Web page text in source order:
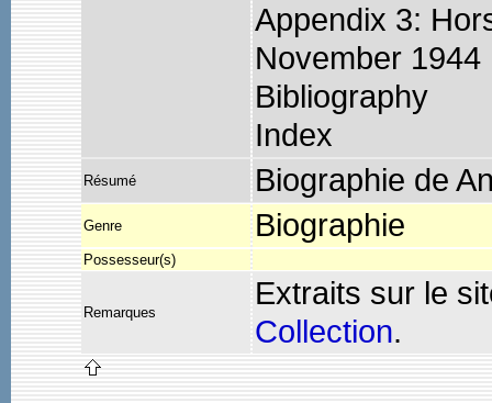
Appendix 3:
November 1944
Bibliography
Index
Résumé Biographie de
Genre Biographie
Possesseur(s)
Remarques
Extraits sur le
Collection.